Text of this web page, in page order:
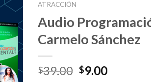
ATRACCIÓN
Audio
Carmelo Sánchez
$39.00 $9.00